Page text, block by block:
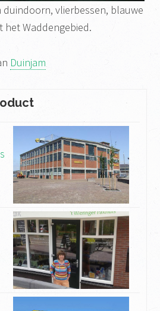
duindoorn, vlierbessen, blauwe
het Waddengebied.
Duinjam